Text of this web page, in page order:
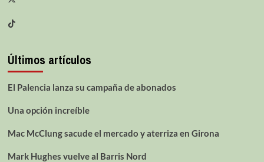
Últimos artículos
El Palencia lanza su campaña de abonados
Una opción increíble
Mac McClung sacude el mercado y aterriza en Girona
Mark Hughes vuelve al Barris Nord